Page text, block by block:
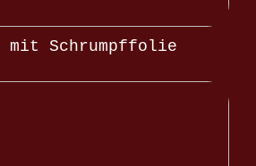
mit Schrumpffolie